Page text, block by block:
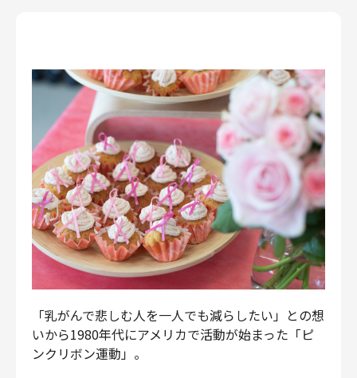
財務・経理
内部監査・リスク
法務
人事
セキュリティ・プライバシー
募集中の求人一覧
「乳がんで悲しむ人を一人でも減らしたい」との想
いから1980年代にアメリカで活動が始まった「ピ
ンクリボン運動」。